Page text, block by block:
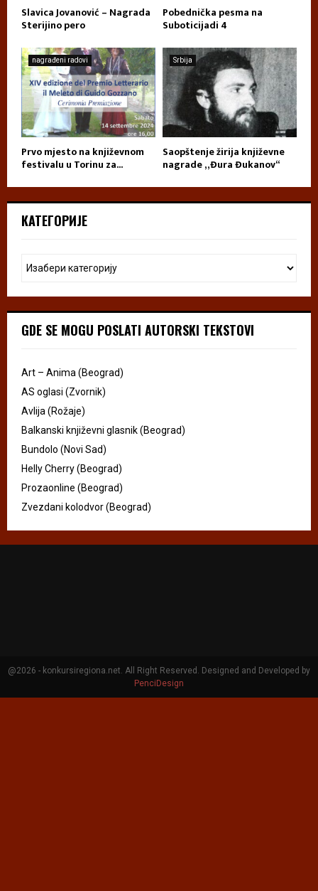
Slavica Jovanović – Nagrada
Sterijino pero
Pobednička pesma na
Suboticijadi 4
nagrađeni radovi
Prvo mjesto na književnom
festivalu u Torinu za...
Srbija
Saopštenje žirija književne
nagrade „Đura Đukanov“
КАТЕГОРИЈЕ
GDE SE MOGU POSLATI AUTORSKI TEKSTOVI
Art – Anima (Beograd)
AS oglasi (Zvornik)
Avlija (Rožaje)
Balkanski književni glasnik (Beograd)
Bundolo (Novi Sad)
Helly Cherry (Beograd)
Prozaonline (Beograd)
Zvezdani kolodvor (Beograd)
@2026 - konkursiregiona.net. All Right Reserved. Designed and Developed by
PenciDesign